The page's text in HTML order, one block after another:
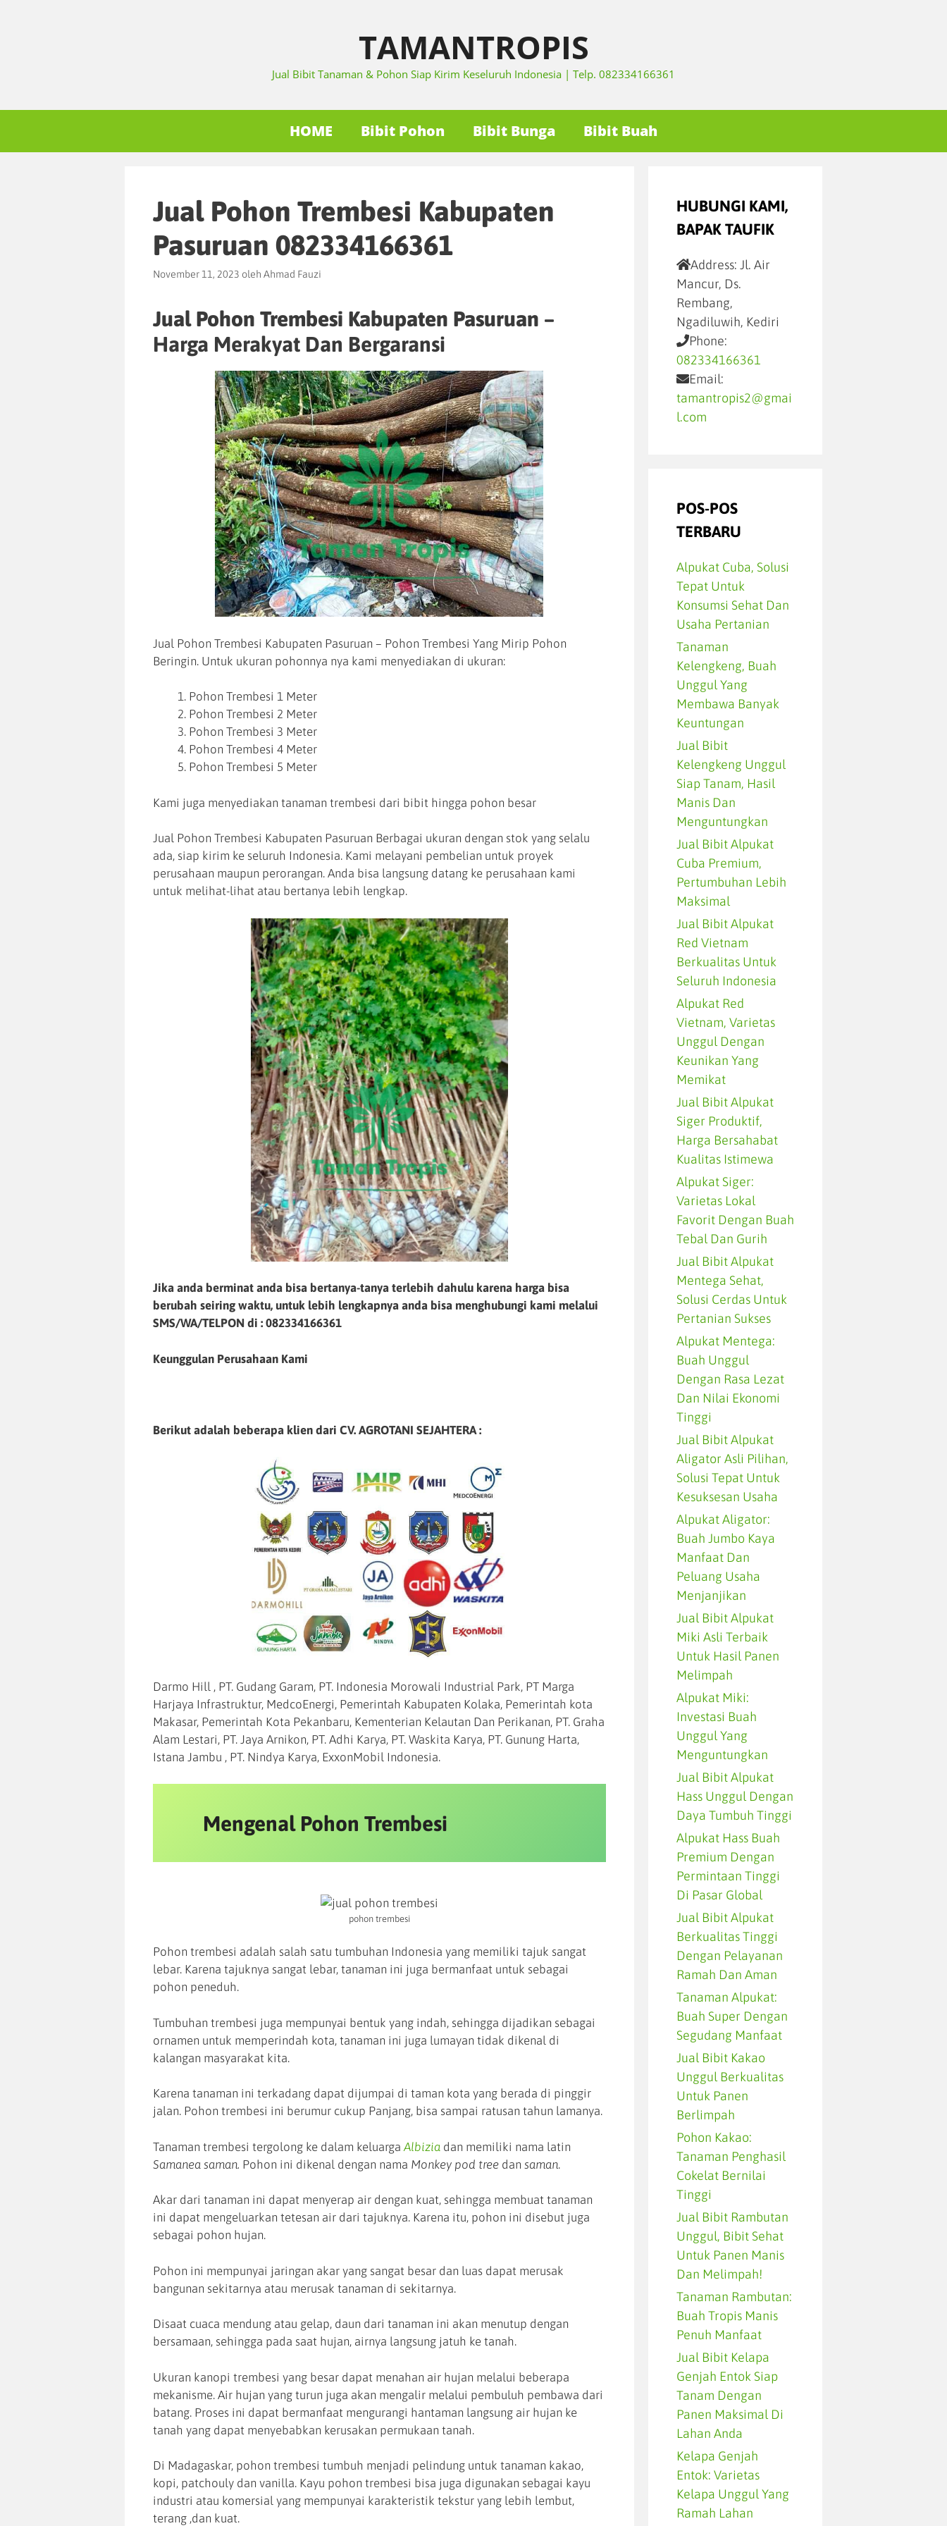
TAMANTROPIS
Jual Bibit Tanaman & Pohon Siap Kirim Keseluruh Indonesia | Telp. 082334166361
HOME Bibit Pohon Bibit Bunga Bibit Buah
Jual Pohon Trembesi Kabupaten
Pasuruan 082334166361
November 11, 2023 oleh Ahmad Fauzi
Jual Pohon Trembesi Kabupaten Pasuruan –
Harga Merakyat Dan Bergaransi
Jual Pohon Trembesi Kabupaten Pasuruan – Pohon Trembesi Yang Mirip Pohon
Beringin. Untuk ukuran pohonnya nya kami menyediakan di ukuran:
Pohon Trembesi 1 Meter
Pohon Trembesi 2 Meter
Pohon Trembesi 3 Meter
Pohon Trembesi 4 Meter
Pohon Trembesi 5 Meter
Kami juga menyediakan tanaman trembesi dari bibit hingga pohon besar
Jual Pohon Trembesi Kabupaten Pasuruan Berbagai ukuran dengan stok yang selalu
ada, siap kirim ke seluruh Indonesia. Kami melayani pembelian untuk proyek
perusahaan maupun perorangan. Anda bisa langsung datang ke perusahaan kami
untuk melihat-lihat atau bertanya lebih lengkap.
Jika anda berminat anda bisa bertanya-tanya terlebih dahulu karena harga bisa
berubah seiring waktu, untuk lebih lengkapnya anda bisa menghubungi kami melalui
SMS/WA/TELPON di : 082334166361
Keunggulan Perusahaan Kami
Berikut adalah beberapa klien dari CV. AGROTANI SEJAHTERA :
Darmo Hill , PT. Gudang Garam, PT. Indonesia Morowali Industrial Park, PT Marga
Harjaya Infrastruktur, MedcoEnergi, Pemerintah Kabupaten Kolaka, Pemerintah kota
Makasar, Pemerintah Kota Pekanbaru, Kementerian Kelautan Dan Perikanan, PT. Graha
Alam Lestari, PT. Jaya Arnikon, PT. Adhi Karya, PT. Waskita Karya, PT. Gunung Harta,
Istana Jambu , PT. Nindya Karya, ExxonMobil Indonesia.
Mengenal Pohon Trembesi
pohon trembesi
Pohon trembesi adalah salah satu tumbuhan Indonesia yang memiliki tajuk sangat
lebar. Karena tajuknya sangat lebar, tanaman ini juga bermanfaat untuk sebagai
pohon peneduh.
Tumbuhan trembesi juga mempunyai bentuk yang indah, sehingga dijadikan sebagai
ornamen untuk memperindah kota, tanaman ini juga lumayan tidak dikenal di
kalangan masyarakat kita.
Karena tanaman ini terkadang dapat dijumpai di taman kota yang berada di pinggir
jalan. Pohon trembesi ini berumur cukup Panjang, bisa sampai ratusan tahun lamanya.
Tanaman trembesi tergolong ke dalam keluarga Albizia dan memiliki nama latin
Samanea saman. Pohon ini dikenal dengan nama Monkey pod tree dan saman.
Akar dari tanaman ini dapat menyerap air dengan kuat, sehingga membuat tanaman
ini dapat mengeluarkan tetesan air dari tajuknya. Karena itu, pohon ini disebut juga
sebagai pohon hujan.
Pohon ini mempunyai jaringan akar yang sangat besar dan luas dapat merusak
bangunan sekitarnya atau merusak tanaman di sekitarnya.
Disaat cuaca mendung atau gelap, daun dari tanaman ini akan menutup dengan
bersamaan, sehingga pada saat hujan, airnya langsung jatuh ke tanah.
Ukuran kanopi trembesi yang besar dapat menahan air hujan melalui beberapa
mekanisme. Air hujan yang turun juga akan mengalir melalui pembuluh pembawa dari
batang. Proses ini dapat bermanfaat mengurangi hantaman langsung air hujan ke
tanah yang dapat menyebabkan kerusakan permukaan tanah.
Di Madagaskar, pohon trembesi tumbuh menjadi pelindung untuk tanaman kakao,
kopi, patchouly dan vanilla. Kayu pohon trembesi bisa juga digunakan sebagai kayu
industri atau komersial yang mempunyai karakteristik tekstur yang lebih lembut,
terang ,dan kuat.
HUBUNGI KAMI,
BAPAK TAUFIK
Address: Jl. Air
Mancur, Ds.
Rembang,
Ngadiluwih, Kediri
Phone:
082334166361
Email:
tamantropis2@gmai
l.com
POS-POS
TERBARU
Alpukat Cuba, Solusi
Tepat Untuk
Konsumsi Sehat Dan
Usaha Pertanian
Tanaman
Kelengkeng, Buah
Unggul Yang
Membawa Banyak
Keuntungan
Jual Bibit
Kelengkeng Unggul
Siap Tanam, Hasil
Manis Dan
Menguntungkan
Jual Bibit Alpukat
Cuba Premium,
Pertumbuhan Lebih
Maksimal
Jual Bibit Alpukat
Red Vietnam
Berkualitas Untuk
Seluruh Indonesia
Alpukat Red
Vietnam, Varietas
Unggul Dengan
Keunikan Yang
Memikat
Jual Bibit Alpukat
Siger Produktif,
Harga Bersahabat
Kualitas Istimewa
Alpukat Siger:
Varietas Lokal
Favorit Dengan Buah
Tebal Dan Gurih
Jual Bibit Alpukat
Mentega Sehat,
Solusi Cerdas Untuk
Pertanian Sukses
Alpukat Mentega:
Buah Unggul
Dengan Rasa Lezat
Dan Nilai Ekonomi
Tinggi
Jual Bibit Alpukat
Aligator Asli Pilihan,
Solusi Tepat Untuk
Kesuksesan Usaha
Alpukat Aligator:
Buah Jumbo Kaya
Manfaat Dan
Peluang Usaha
Menjanjikan
Jual Bibit Alpukat
Miki Asli Terbaik
Untuk Hasil Panen
Melimpah
Alpukat Miki:
Investasi Buah
Unggul Yang
Menguntungkan
Jual Bibit Alpukat
Hass Unggul Dengan
Daya Tumbuh Tinggi
Alpukat Hass Buah
Premium Dengan
Permintaan Tinggi
Di Pasar Global
Jual Bibit Alpukat
Berkualitas Tinggi
Dengan Pelayanan
Ramah Dan Aman
Tanaman Alpukat:
Buah Super Dengan
Segudang Manfaat
Jual Bibit Kakao
Unggul Berkualitas
Untuk Panen
Berlimpah
Pohon Kakao:
Tanaman Penghasil
Cokelat Bernilai
Tinggi
Jual Bibit Rambutan
Unggul, Bibit Sehat
Untuk Panen Manis
Dan Melimpah!
Tanaman Rambutan:
Buah Tropis Manis
Penuh Manfaat
Jual Bibit Kelapa
Genjah Entok Siap
Tanam Dengan
Panen Maksimal Di
Lahan Anda
Kelapa Genjah
Entok: Varietas
Kelapa Unggul Yang
Ramah Lahan